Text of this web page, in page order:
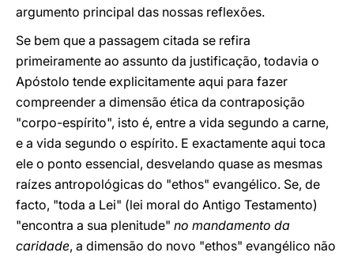
argumento principal das nossas reflexões.
Se bem que a passagem citada se refira
primeiramente ao assunto da justificação, todavia o
Apóstolo tende explicitamente aqui para fazer
compreender a dimensão ética da contraposição
"corpo-espírito", isto é, entre a vida segundo a carne,
e a vida segundo o espírito. E exactamente aqui toca
ele o ponto essencial, desvelando quase as mesmas
raízes antropológicas do "ethos" evangélico. Se, de
facto, "toda a Lei" (lei moral do Antigo Testamento)
"encontra a sua plenitude" no mandamento da
caridade, a dimensão do novo "ethos" evangélico não